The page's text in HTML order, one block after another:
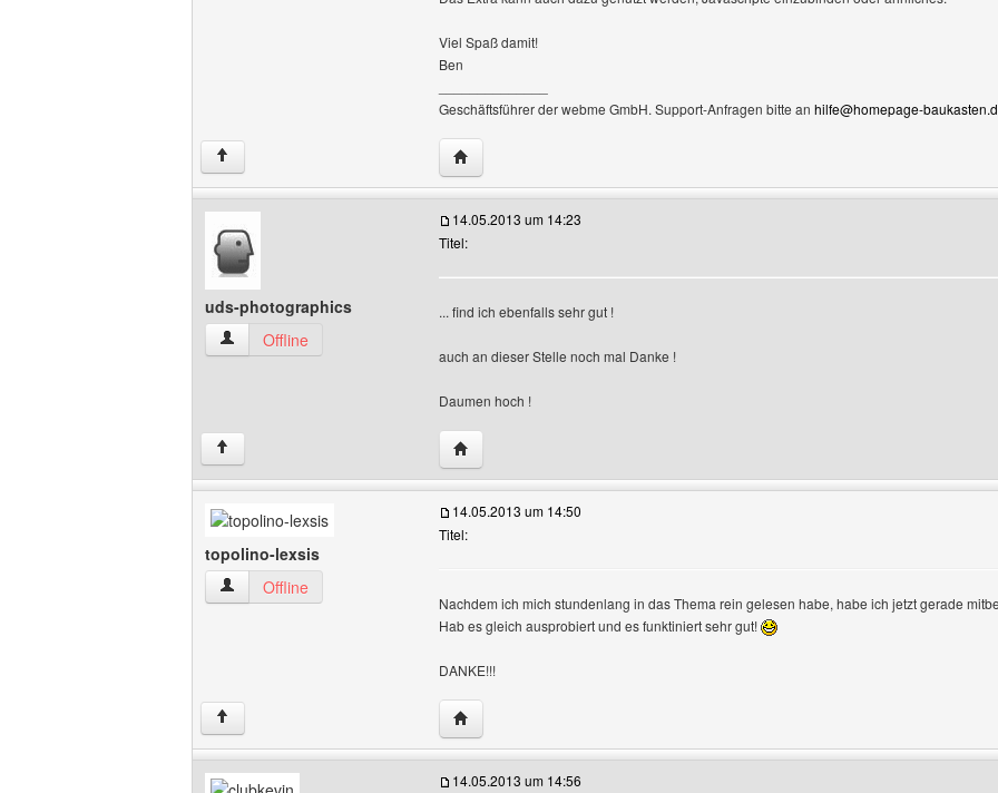
Viel Spaß damit!
Ben
Geschäftsführer der webme GmbH. Support-Anfragen bitte an hilfe@homepage-
↑ Website dieses Benutzers besuchen: BLochmann
uds-photographics
uds-photographics Benutzer-Profile anzeigen
Offline
14.05.2013 um 14:23
Titel:
... find ich ebenfalls sehr gut !
auch an dieser Stelle noch mal Danke !
Daumen hoch !
↑ Website dieses Benutzers besuchen: uds-photographics
topolino-lexsis
topolino-lexsis Benutzer-Profile anzeigen
Offline
14.05.2013 um 14:50
Titel:
Nachdem ich mich stundenlang in das Thema rein gelesen habe, habe ich jetzt gerade
Hab es gleich ausprobiert und es funktiniert sehr gut!
DANKE!!!
↑ Website dieses Benutzers besuchen: topolino-lexsis
14.05.2013 um 14:56